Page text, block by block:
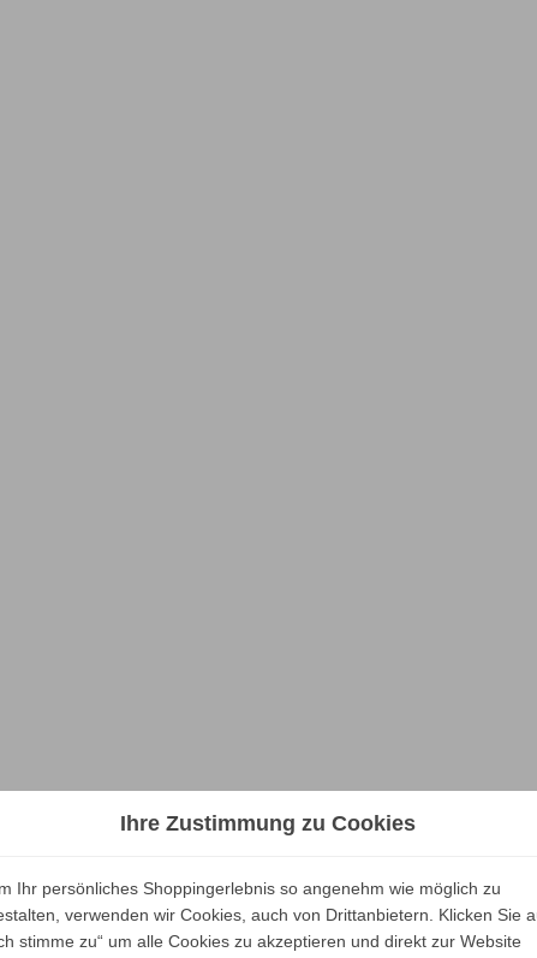
Ihre Zustimmung zu Cookies
Ihr persönliches Shoppingerlebnis so angenehm wie möglich zu
verwenden wir Cookies, auch von Drittanbietern. Klicken Sie
stimme zu“ um alle Cookies zu akzeptieren und direkt zur Website